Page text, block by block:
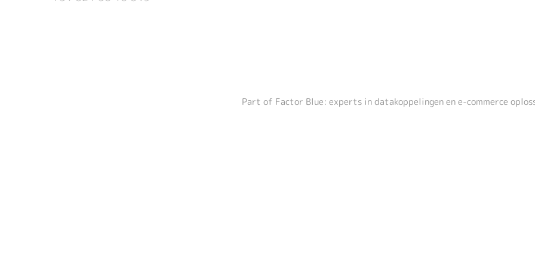
Part of Factor Blue: experts in datakoppelingen en e-commerce